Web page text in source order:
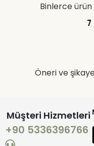
Binlerce
7
Öneri ve
Müşteri Hizmetleri
+90 5336396766